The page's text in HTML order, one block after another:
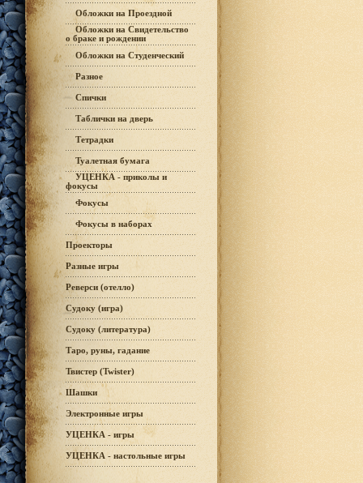
Обложки на Проездной
Обложки на Свидетельство
о браке и рождении
Обложки на Студенческий
Разное
Спички
Таблички на дверь
Тетрадки
Туалетная бумага
УЦЕНКА - приколы и
фокусы
Фокусы
Фокусы в наборах
Проекторы
Разные игры
Реверси (отелло)
Судоку (игра)
Судоку (литература)
Таро, руны, гадание
Твистер (Twister)
Шашки
Электронные игры
УЦЕНКА - игры
УЦЕНКА - настольные игры